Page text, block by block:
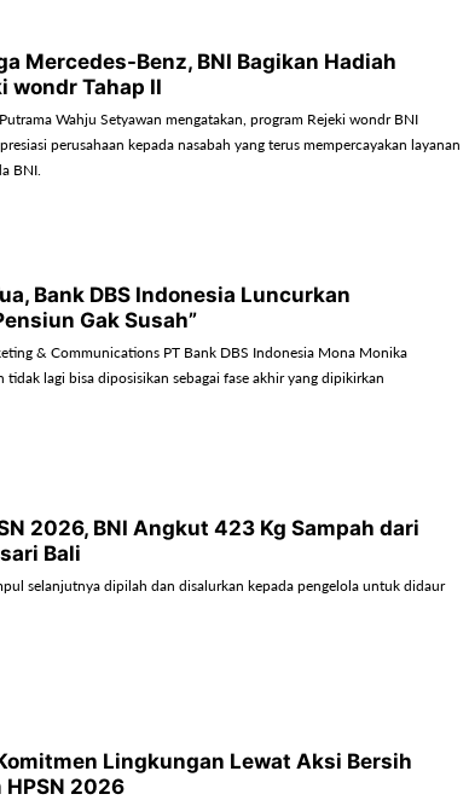
Mercedes-Benz, BNI Bagikan Hadiah
wondr Tahap II
Wahju Setyawan mengatakan, program Rejeki wondr BNI
perusahaan kepada nasabah yang terus mempercayakan layanan
BNI.
Bank DBS Indonesia Luncurkan
Gak Susah”
& Communications PT Bank DBS Indonesia Mona Monika
tidak lagi bisa diposisikan sebagai fase akhir yang dipikirkan
2026, BNI Angkut 423 Kg Sampah dari
Bali
selanjutnya dipilah dan disalurkan kepada pengelola untuk didaur
Lingkungan Lewat Aksi Bersih
HPSN 2026